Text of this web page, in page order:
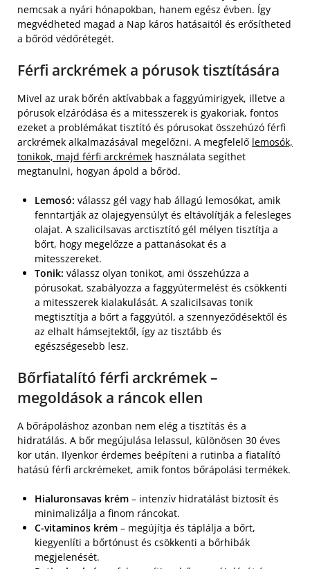
nemcsak a nyári hónapokban, hanem egész évben. Így
megvédheted magad a Nap káros hatásaitól és erősítheted
a bőröd védőrétegét.
Férfi arckrémek a pórusok tisztítására
Mivel az urak bőrén aktívabbak a faggyúmirigyek, illetve a
pórusok elzáródása és a mitesszerek is gyakoriak, fontos
ezeket a problémákat tisztító és pórusokat összehúzó férfi
arckrémek alkalmazásával megelőzni. A megfelelő lemosók,
tonikok, majd férfi arckrémek használata segíthet
megtanulni, hogyan ápold a bőröd.
Lemosó: válassz gél vagy hab állagú lemosókat, amik
fenntartják az olajegyensúlyt és eltávolítják a felesleges
olajat. A szalicilsavas arctisztító gél mélyen tisztítja a
bőrt, hogy megelőzze a pattanásokat és a
mitesszereket.
Tonik: válassz olyan tonikot, ami összehúzza a
pórusokat, szabályozza a faggyútermelést és csökkenti
a mitesszerek kialakulását. A szalicilsavas tonik
megtisztítja a bőrt a faggyútól, a szennyeződésektől és
az elhalt hámsejtektől, így az tisztább és
egészségesebb lesz.
Bőrfiatalító férfi arckrémek –
megoldások a ráncok ellen
A bőrápoláshoz azonban nem elég a tisztítás és a
hidratálás. A bőr megújulása lelassul, különösen 30 éves
kor után. Ilyenkor érdemes beépíteni a rutinba a fiatalító
hatású férfi arckrémeket, amik fontos bőrápolási termékek.
Hialuronsavas krém – intenzív hidratálást biztosít és
minimalizálja a finom ráncokat.
C-vitaminos krém – megújítja és táplálja a bőrt,
kiegyenlíti a bőrtónust és csökkenti a bőrhibák
megjelenését.